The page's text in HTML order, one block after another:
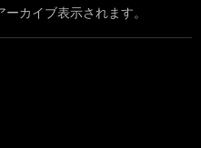
カイブ表示されます。